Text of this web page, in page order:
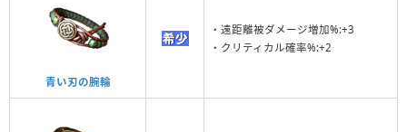
青い刃の腕輪
・遠距離被ダメージ増加%:+3
・クリティカル確率%:+2